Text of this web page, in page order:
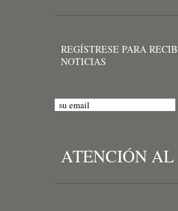
REGÍSTRESE PARA
NOTICIAS
ATENCIÓN